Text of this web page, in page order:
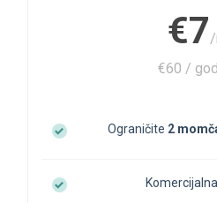
€7
€60 /
Ograničite 2